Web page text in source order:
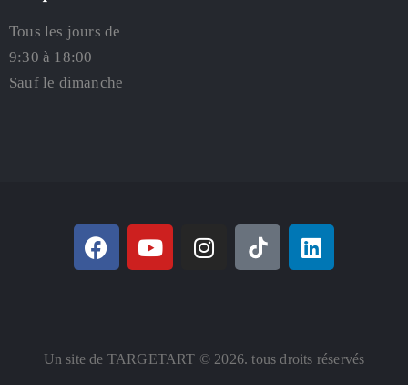
Tous les jours de
9:30 à 18:00
Sauf le dimanche
Un site de TARGETART © 2026. tous droits réservés